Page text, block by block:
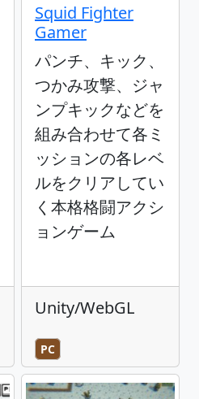
Squid Fighter
Gamer
パンチ、キック、
つかみ攻撃、ジャ
ンプキックなどを
組み合わせて各ミ
ッションの各レベ
ルをクリアしてい
く本格格闘アクシ
ョンゲーム
Unity/WebGL
PC